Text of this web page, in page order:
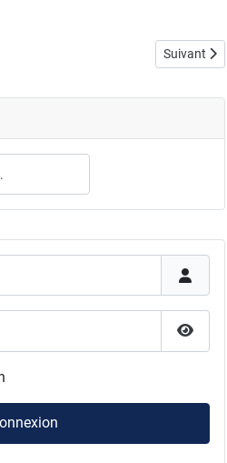
Article
Suivant